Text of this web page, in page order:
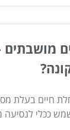
חיים בעלת
ככלי